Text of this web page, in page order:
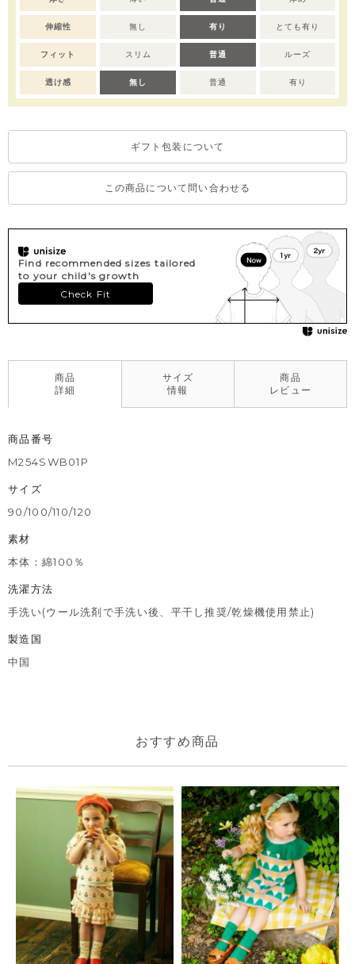
伸縮性 無し 有り とても有り
フィット スリム 普通 ルーズ
透け感 無し 普通 有り
ギフト包装について
この商品について問い合わせる
Find recommended sizes tailored
to your child's growth
Check Fit
商品
詳細
サイズ
情報
商品
レビュー
商品番号
M254SWB01P
サイズ
90/100/110/120
素材
本体：綿100％
洗濯方法
手洗い(ウール洗剤で手洗い後、平干し推奨/乾燥機使用禁止)
製造国
中国
おすすめ商品